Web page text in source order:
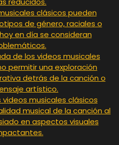
clásicos pueden
de género, raciales o
en día se consideran
de los videos musicales
permitir una exploración
detrás de la canción o
artístico.
videos musicales clásicos
musical de la canción al
en aspectos visuales